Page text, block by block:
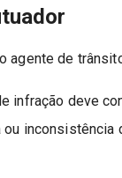
agente de
infração deve